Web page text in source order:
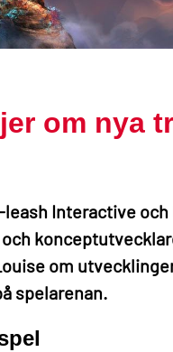
om nya
Interactive och
om
spelarenan.